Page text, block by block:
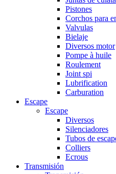
Pistones
Corchos para
Valvulas
Bielaje
Diversos motor
Pompe à huile
Roulement
Joint spi
Lubrification
Carburation
Escape
Escape
Diversos
Silenciadores
Tubos de
Colliers
Ecrous
Transmisión